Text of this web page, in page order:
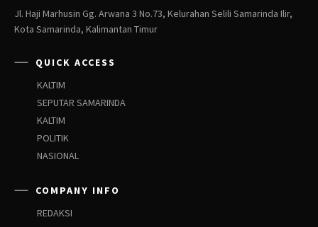
Jl. Haji Marhusin Gg. Arwana 3 No.73, Kelurahan Selili Samarinda Ilir,
Kota Samarinda, Kalimantan Timur
QUICK ACCESS
KALTIM
SEPUTAR SAMARINDA
KALTIM
POLITIK
NASIONAL
COMPANY INFO
REDAKSI